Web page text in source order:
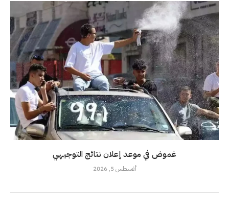
غموض في موعد إعلان نتائج التوجيهي
أغسطس 5, 2026